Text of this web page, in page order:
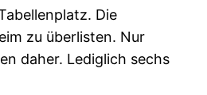
Die
zu überlisten. Nur
daher. Lediglich sechs